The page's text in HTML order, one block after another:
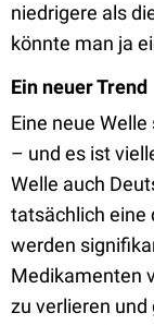
niedrigere als
könnte man ja
Ein neuer Trend
Eine neue
– und es ist
Welle auch
tatsächlich eine
werden
Medikamenten
zu verlieren